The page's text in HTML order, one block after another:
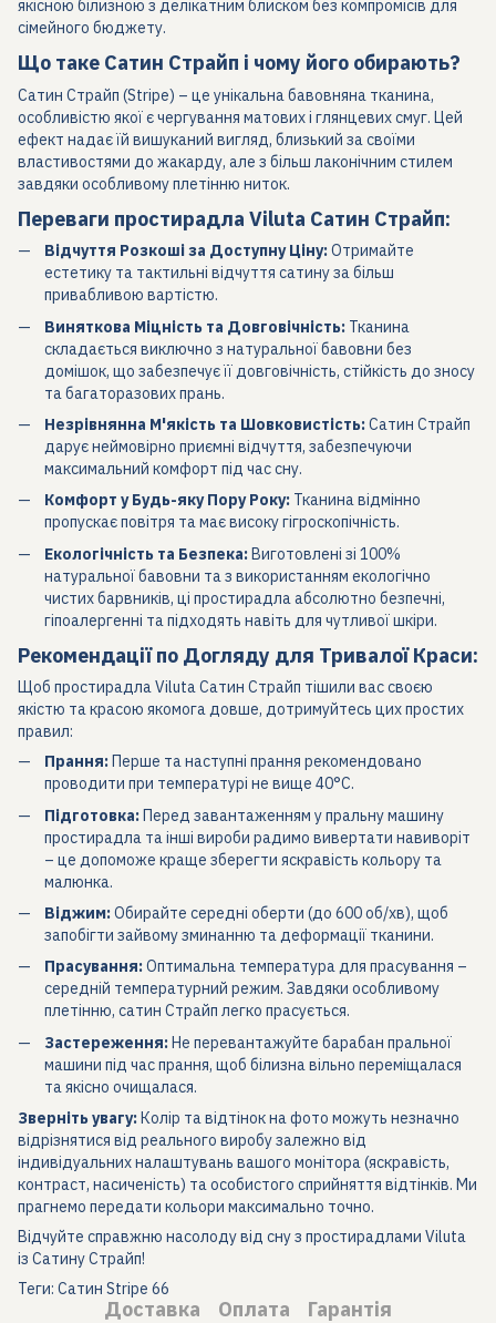
якісною білизною з делікатним блиском без компромісів для
сімейного бюджету.
Що таке Сатин Страйп і чому його обирають?
Сатин Страйп (Stripe) – це унікальна бавовняна тканина,
особливістю якої є чергування матових і глянцевих смуг. Цей
ефект надає їй вишуканий вигляд, близький за своїми
властивостями до жакарду, але з більш лаконічним стилем
завдяки особливому плетінню ниток.
Переваги простирадла Viluta Сатин Страйп:
Відчуття Розкоші за Доступну Ціну:Отримайте
естетику та тактильні відчуття сатину за більш
привабливою вартістю.
Виняткова Міцність та Довговічність: Тканина
складається виключно з натуральної бавовни без
домішок, що забезпечує її довговічність, стійкість до зносу
та багаторазових прань.
Незрівнянна М'якість та Шовковистість:Сатин Страйп
дарує неймовірно приємні відчуття, забезпечуючи
максимальний комфорт під час сну.
Комфорт у Будь-яку Пору Року: Тканина відмінно
пропускає повітря та має високу гігроскопічність.
Екологічність та Безпека:Виготовлені зі 100%
натуральної бавовни та з використанням екологічно
чистих барвників, ці простирадла абсолютно безпечні,
гіпоалергенні та підходять навіть для чутливої шкіри.
Рекомендації по Догляду для Тривалої Краси:
Щоб простирадла Viluta Сатин Страйп тішили вас своєю
якістю та красою якомога довше, дотримуйтесь цих простих
правил:
Прання:Перше та наступні прання рекомендовано
проводити при температурі не вище 40°C.
Підготовка:Перед завантаженням у пральну машину
простирадла та інші вироби радимо вивертати навиворіт
– це допоможе краще зберегти яскравість кольору та
малюнка.
Віджим:Обирайте середні оберти (до 600 об/хв), щоб
запобігти зайвому зминанню та деформації тканини.
Прасування:Оптимальна температура для прасування –
середній температурний режим. Завдяки особливому
плетінню, сатин Страйп легко прасується.
Застереження:Не перевантажуйте барабан пральної
машини під час прання, щоб білизна вільно переміщалася
та якісно очищалася.
Зверніть увагу:Колір та відтінок на фото можуть незначно
відрізнятися від реального виробу залежно від
індивідуальних налаштувань вашого монітора (яскравість,
контраст, насиченість) та особистого сприйняття відтінків. Ми
прагнемо передати кольори максимально точно.
Відчуйте справжню насолоду від сну з простирадлами Viluta
із Сатину Страйп!
Теги: Сатин Stripe 66
Доставка Оплата Гарантія